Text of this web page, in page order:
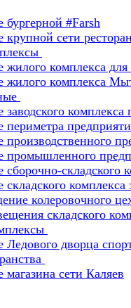
#Farsh
сети
жилого комплекса
жилого комплекса
комплекса
промышленного
сборочно-
комплекса
колеровочного
складского
дворца
сети Каляев